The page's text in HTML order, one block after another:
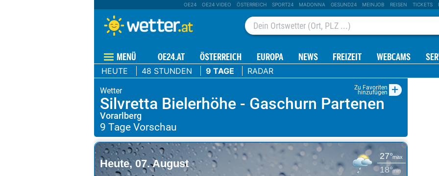
OE24 OE24 VIDEO ÖSTERREICH SPORT24 MADONNA GESUND24 MEINJOB REISEN TICKETS
MENÜ OE24.AT ÖSTERREICH EUROPA NEWS FREIZEIT WEBCAMS
HEUTE 48 STUNDEN 9 TAGE RADAR
Zu Favoriten
hinzufügen +
Silvretta Bielerhöhe - Gaschurn Partenen
Vorarlberg
Heute, 07. August
27°max
18°min